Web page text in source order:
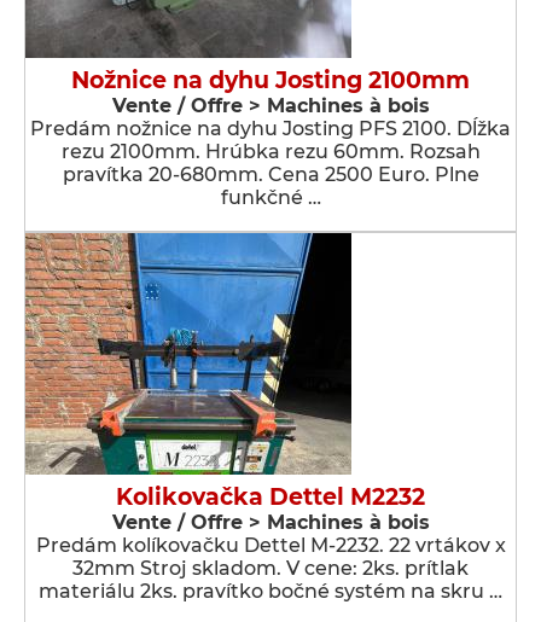
Nožnice na dyhu Josting 2100mm
Vente / Offre > Machines à bois
Predám nožnice na dyhu Josting PFS 2100. Dĺžka
rezu 2100mm. Hrúbka rezu 60mm. Rozsah
pravítka 20-680mm. Cena 2500 Euro. Plne
funkčné …
Kolikovačka Dettel M2232
Vente / Offre > Machines à bois
Predám kolíkovačku Dettel M-2232. 22 vrtákov x
32mm Stroj skladom. V cene: 2ks. prítlak
materiálu 2ks. pravítko bočné systém na skru …